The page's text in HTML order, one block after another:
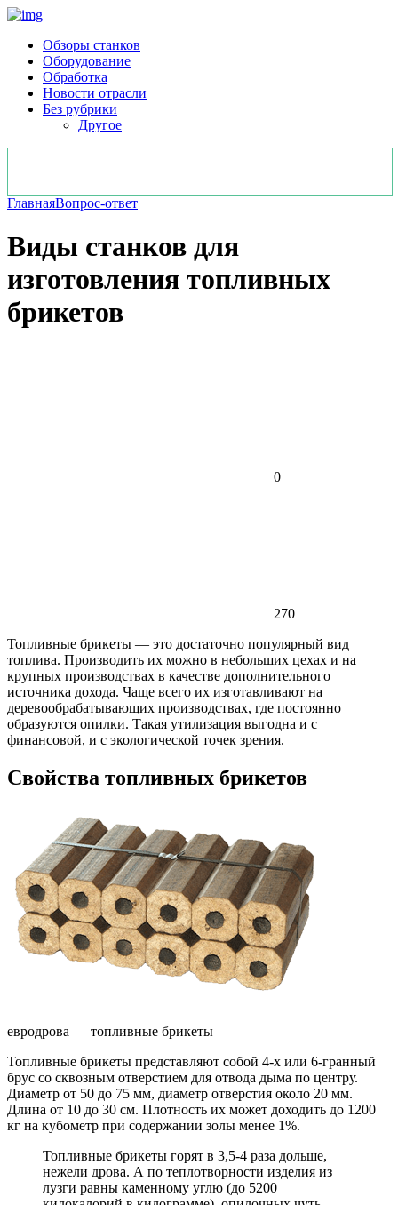
Обзоры станков
Оборудование
Обработка
Новости отрасли
Без рубрики
Другое
ГлавнаяВопрос-ответ
Виды станков для
изготовления топливных
брикетов
0
270
Топливные брикеты — это достаточно популярный вид
топлива. Производить их можно в небольших цехах и на
крупных производствах в качестве дополнительного
источника дохода. Чаще всего их изготавливают на
деревообрабатывающих производствах, где постоянно
образуются опилки. Такая утилизация выгодна и с
финансовой, и с экологической точек зрения.
Свойства топливных брикетов
евродрова — топливные брикеты
Топливные брикеты представляют собой 4-х или 6-гранный
брус со сквозным отверстием для отвода дыма по центру.
Диаметр от 50 до 75 мм, диаметр отверстия около 20 мм.
Длина от 10 до 30 см. Плотность их может доходить до 1200
кг на кубометр при содержании золы менее 1%.
Топливные брикеты горят в 3,5-4 раза дольше,
нежели дрова. А по теплотворности изделия из
лузги равны каменному углю (до 5200